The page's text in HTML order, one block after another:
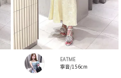
EATME
寧音/156cm